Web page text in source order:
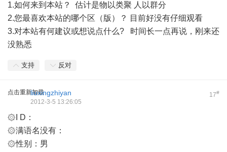
1.如何来到本站？ 估计是物以类聚 人以群分
2.您最喜欢本站的哪个区（版）？ 目前好没有仔细观看
3.对本站有何建议或想说点什么? 时间长一点再说，刚来还
没熟悉
支持 反对
点击重新加载 17#
liuxingzhiyan
2012-3-5 13:26:05
۞I D：
۞满语名没有：
۞性别：男